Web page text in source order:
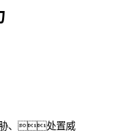
胁、处置威